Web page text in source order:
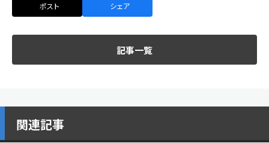
ポスト シェア
記事一覧
関連記事